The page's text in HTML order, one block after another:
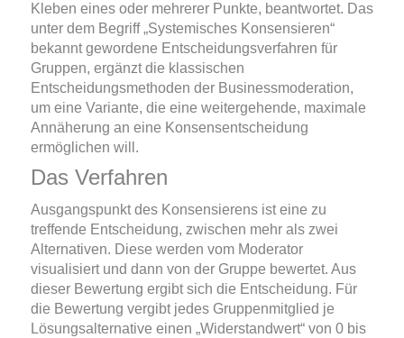
Kleben eines oder mehrerer Punkte, beantwortet. Das
unter dem Begriff „Systemisches Konsensieren“
bekannt gewordene Entscheidungsverfahren für
Gruppen, ergänzt die klassischen
Entscheidungsmethoden der Businessmoderation,
um eine Variante, die eine weitergehende, maximale
Annäherung an eine Konsensentscheidung
ermöglichen will.
Das Verfahren
Ausgangspunkt des Konsensierens ist eine zu
treffende Entscheidung, zwischen mehr als zwei
Alternativen. Diese werden vom Moderator
visualisiert und dann von der Gruppe bewertet. Aus
dieser Bewertung ergibt sich die Entscheidung. Für
die Bewertung vergibt jedes Gruppenmitglied je
Lösungsalternative einen „Widerstandwert“ von 0 bis